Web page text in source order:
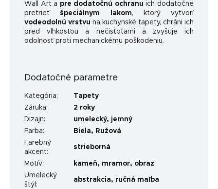
Wall Art a pre dodatočnú ochranu ich dodatočne
pretrieťšpeciálnym lakom, ktorý vytvorí
vodeodolnú vrstvu na kuchynské tapety, chráni ich
pred vlhkosťou a nečistotami a zvyšuje ich
odolnosť proti mechanickému poškodeniu.
Dodatočné parametre
Kategória:
Tapety
Záruka:
2 roky
Dizajn: umelecký, jemný
Farba: Biela, Ružová
Farebný
akcent:
strieborná
Motív: kameň, mramor, obraz
Umelecký
štýl :
abstrakcia, ručná maľba